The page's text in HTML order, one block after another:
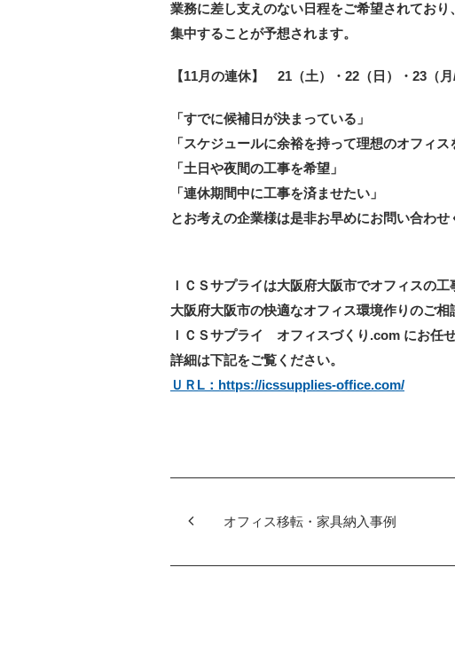
業務に差し支えのない日程をご希望されてお
集中することが予想されます。
【11月の連休】 21（土）・22（日）・23（月/
「すでに候補日が決まっている」
「スケジュールに余裕を持って理想のオフィス
「土日や夜間の工事を希望」
「連休期間中に工事を済ませたい」
とお考えの企業様は是非お早めにお問い合わせ
ＩＣＳサプライは大阪府大阪市でオフィスの工
大阪府大阪市の快適なオフィス環境作りのご相
ＩＣＳサプライ オフィスづくり.com にお任せ
詳細は下記をご覧ください。
ＵＲL：https://icssupplies-office.com/
オフィス移転・家具納入事例